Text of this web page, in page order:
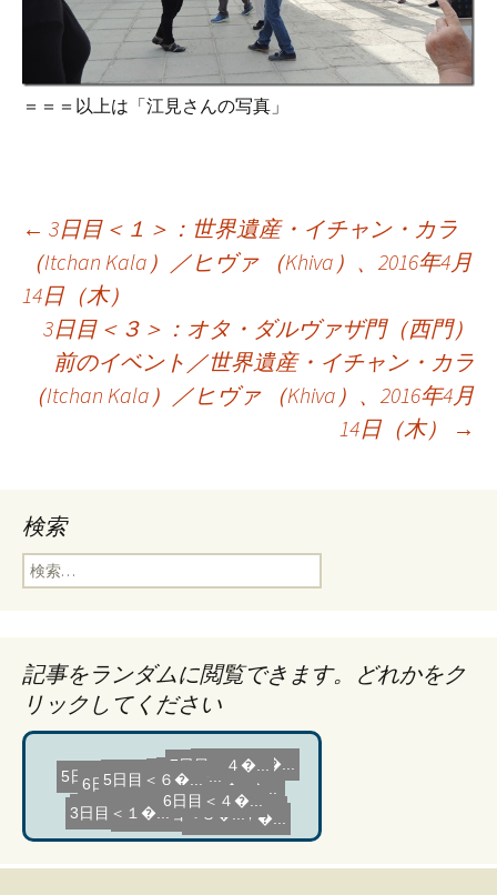
＝＝＝以上は「江見さんの写真」
投
稿
ナ
ゲ
ー
シ
ョ
← 3日目＜１＞：世界遺産・イチャン・カラ
（Itchan Kala）／ヒヴァ （Khiva）、2016年4月
14日（木）
3日目＜３＞：オタ・ダルヴァザ門（西門）
前のイベント／世界遺産・イチャン・カラ
（Itchan Kala）／ヒヴァ （Khiva）、2016年4月
14日（木）
→
検索
検
索:
記事をランダムに閲覧できます。どれかをク
リックしてください
準備：5泊�...5日目＜７�...
7日目＜２�...
6日目＜１�...
2日目＜４�...
3日目＜７�...
6日目＜1＞�... 6日目＜２�...
4日目＜７�...
7日目＜８�...
3日目＜１�...
6日目＜７�...3日目＜６�...
2日目＜５�...
5日目＜１�...
3日目＜１�...
1日目＜１�...
7日目＜４�...
7日目＜６�...
6日目＜３�...
5日目＜６�... 7日目＜３�...
4日目＜８�... 3日目＜１�...
6日目＜４�...